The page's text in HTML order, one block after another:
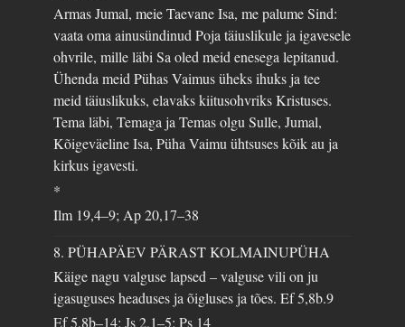
Armas Jumal, meie Taevane Isa, me palume Sind:
vaata oma ainusündinud Poja täiuslikule ja igavesele
ohvrile, mille läbi Sa oled meid enesega lepitanud.
Ühenda meid Pühas Vaimus üheks ihuks ja tee
meid täiuslikuks, elavaks kiitusohvriks Kristuses.
Tema läbi, Temaga ja Temas olgu Sulle, Jumal,
Kõigeväeline Isa, Püha Vaimu ühtsuses kõik au ja
kirkus igavesti.
*
Ilm 19,4–9; Ap 20,17–38
8. PÜHAPÄEV PÄRAST KOLMAINUPÜHA
Käige nagu valguse lapsed – valguse vili on ju
igasuguses headuses ja õigluses ja tões.Ef 5,8b.9
Ef 5,8b–14; Js 2,1–5; Ps 14